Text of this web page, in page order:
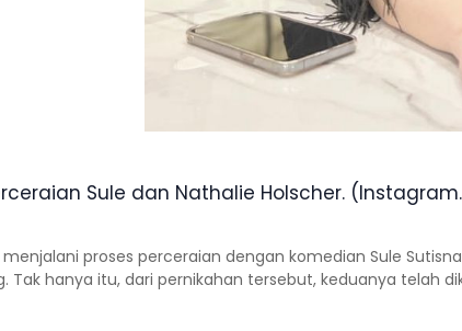
Sule dan Nathalie Holscher.
proses perceraian dengan komedian Sule
Tak hanya itu, dari pernikahan tersebut, keduanya telah